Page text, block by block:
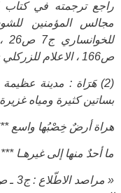
راجع ترجمته في كتاب
ص166 ، الاعلام للزركلي ج6 ص288 ، أعيان الشيعة ج9 ص434.
(2) هَرَاة : مدينة
بساتين كثيرة ومياه
هراة أرضٌ خِصْبُها واسع‌ ***
ما أحدٌ منها إلى غيرهـا